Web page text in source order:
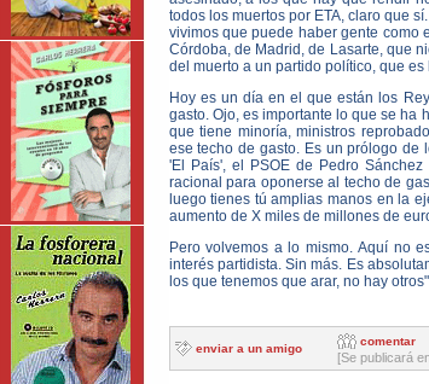
todos los muertos por ETA, claro que
vivimos que puede haber gente como
Córdoba, de Madrid, de Lasarte, que
del muerto a un partido político, que
Hoy es un día en el que están los
gasto. Ojo, es importante lo que se ha
que tiene minoría, ministros
ese techo de gasto. Es un prólogo de
'El País', el PSOE de Pedro
racional para oponerse al techo de
luego tienes tú amplias manos en la
aumento de X miles de millones de
Pero volvemos a lo mismo. Aquí no
interés partidista. Sin más. Es
los que tenemos que arar, no hay
enviar a un amigo
comentar
[Se publicará